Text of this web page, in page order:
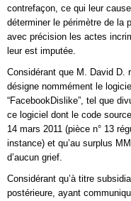
contrefaçon, ce qui leur
déterminer le périmètre de la
avec précision les actes
leur est imputée.
Considérant que M. David D.
désigne nommément le
“FacebookDislike”, tel que
ce logiciel dont le code
14 mars 2011 (pièce n° 13
instance) et qu’au surplus
d’aucun grief.
Considérant qu’à titre
postérieure, ayant